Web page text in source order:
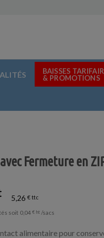
BAISSES
& PROMOTIONS
Fermeture en
5,26 €
soit 0,04 € /sacs
alimentaire pour